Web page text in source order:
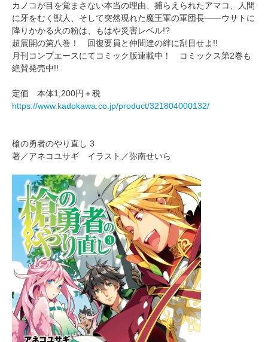
カノコが目を覚まさない本当の理由、捕らえられたアマコ、人間
に牙をむく獣人、そして突然現れた魔王軍の軍団長――ウサトに
降りかかる火の粉は、もはや災害レベル!?
超展開の第八巻！ 回復要員と仲間達の絆に刮目せよ!!
月刊コンプエースにてコミック版連載中！ コミックス第2巻も
絶賛発売中!!
定価 本体1,200円＋税
https://www.kadokawa.co.jp/product/321804000132/
槍の勇者のやり直し 3
著／アネコユサギ イラスト／弥南せいら